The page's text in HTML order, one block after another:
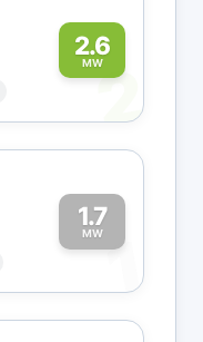
2.6
MW2
1.7
MW1